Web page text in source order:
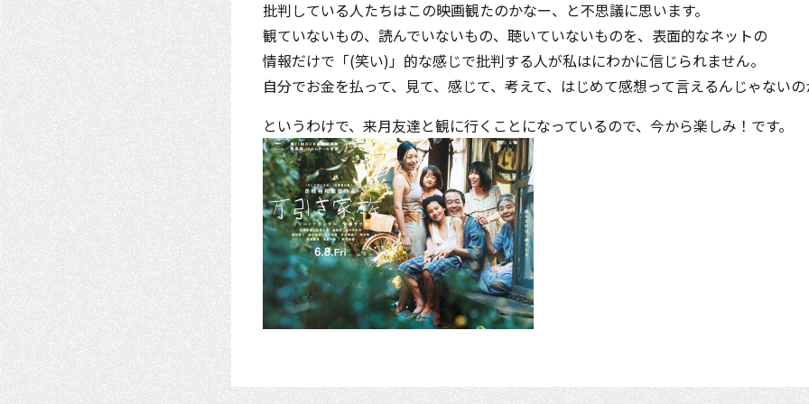
批判している人たちはこの映画観たのかなー、と不思議に思います。
観ていないもの、読んでいないもの、聴いていないものを、表面的なネットの
情報だけで「(笑い)」的な感じで批判する人が私はにわかに信じられません。
自分でお金を払って、見て、感じて、考えて、はじめて感想って言えるんじゃない
というわけで、来月友達と観に行くことになっているので、今から楽しみ！です。